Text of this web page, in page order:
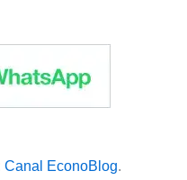
Canal EconoBlog.